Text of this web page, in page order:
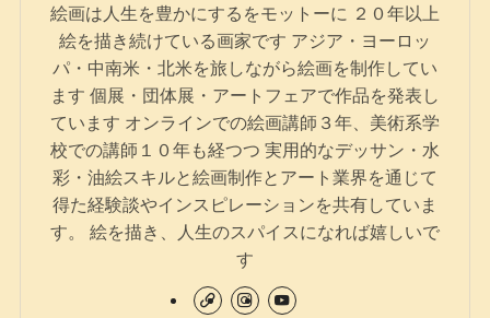
絵画は人生を豊かにするをモットーに ２０年以上
絵を描き続けている画家です アジア・ヨーロッ
パ・中南米・北米を旅しながら絵画を制作してい
ます 個展・団体展・アートフェアで作品を発表し
ています オンラインでの絵画講師３年、美術系学
校での講師１０年も経つつ 実用的なデッサン・水
彩・油絵スキルと絵画制作とアート業界を通じて
得た経験談やインスピレーションを共有していま
す。 絵を描き、人生のスパイスになれば嬉しいで
す